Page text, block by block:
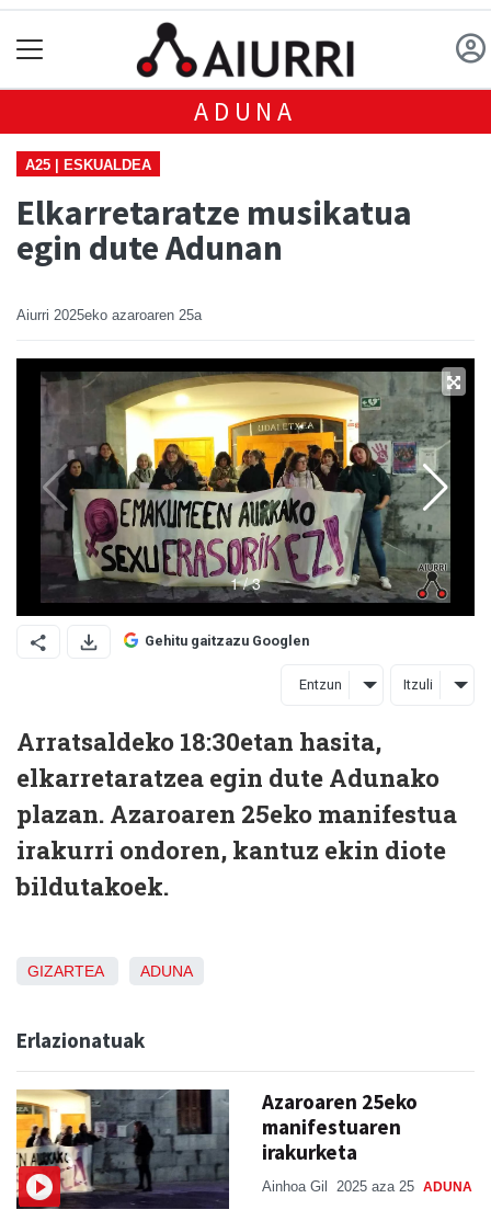
ADUNA
A25 | ESKUALDEA
Elkarretaratze musikatua
egin dute Adunan
Aiurri 2025eko azaroaren 25a
Gehitu gaitzazu Googlen
Entzun Itzuli
Arratsaldeko 18:30etan hasita,
elkarretaratzea egin dute Adunako
plazan. Azaroaren 25eko manifestua
irakurri ondoren, kantuz ekin diote
bildutakoek.
GIZARTEA ADUNA
Erlazionatuak
Azaroaren 25eko
manifestuaren
irakurketa
Ainhoa Gil 2025 aza 25 ADUNA